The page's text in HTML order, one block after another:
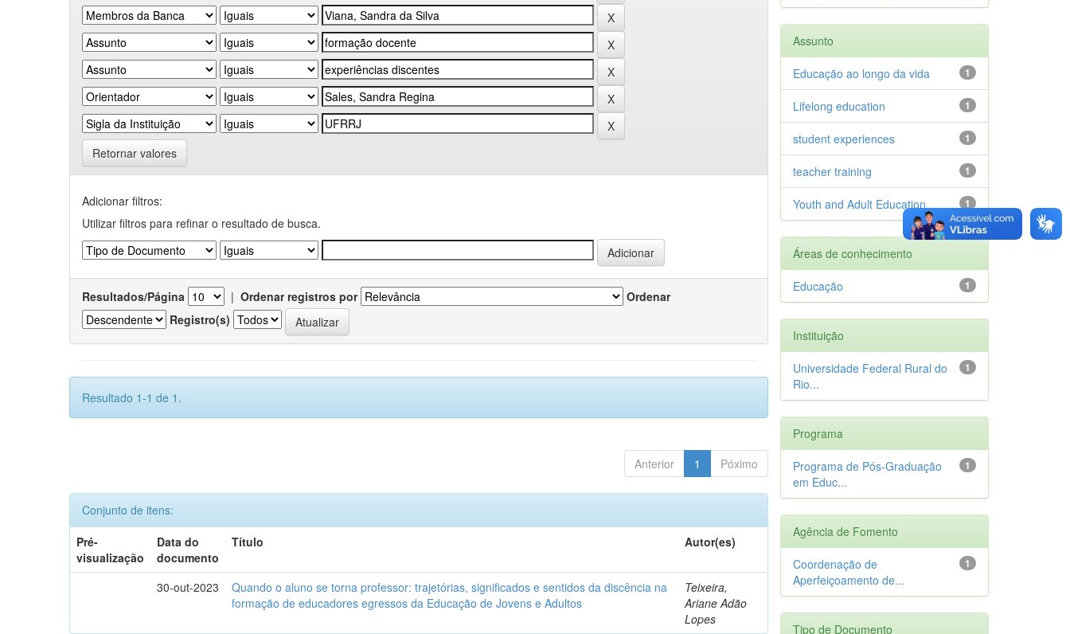
Retornar valores
Adicionar filtros:
Utilizar filtros para refinar o resultado de busca.
Resultados/Página | Ordenar registros por
Ordenar
Registro(s)
Resultado 1-1 de 1.
Anterior 1 Póximo
Conjunto de itens:
Pré-
visualização
Data do
documento
Título Autor(es)
30-out-2023
Quando o aluno se torna professor: trajetórias, significados e sentidos da discência na
formação de educadores egressos da Educação de Jovens e Adultos
Teixeira,
Ariane Adão
Lopes
Assunto
1
Educação ao longo da vida
1
Lifelong education
1
student experiences
1
teacher training
1
Youth and Adult Education
Áreas de conhecimento
1
Educação
Instituição
1
Universidade Federal Rural do
Rio...
Programa
1
Programa de Pós-Graduação
em Educ...
Agência de Fomento
1
Coordenação de
Aperfeiçoamento de...
Tipo de Documento